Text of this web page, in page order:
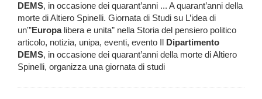
DEMS, in occasione dei quarant’anni ... A quarant’anni della
morte di Altiero Spinelli. Giornata di Studi su L’idea di
un'”Europalibera e unita” nella Storia del pensiero politico
articolo, notizia, unipa, eventi, evento Il Dipartimento
DEMS, in occasione dei quarant’anni della morte di Altiero
Spinelli, organizza una giornata di studi